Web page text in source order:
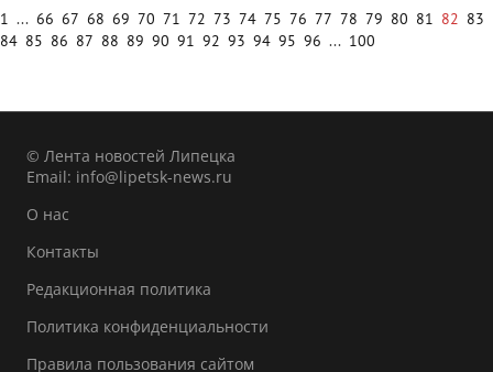
1 ... 66 67 68 69 70 71 72 73 74 75 76 77 78 79 80 81 82 83
84 85 86 87 88 89 90 91 92 93 94 95 96 ... 100
© Лента новостей Липецка
Email: info@lipetsk-news.ru
О нас
Контакты
Редакционная политика
Политика конфиденциальности
Правила пользования сайтом